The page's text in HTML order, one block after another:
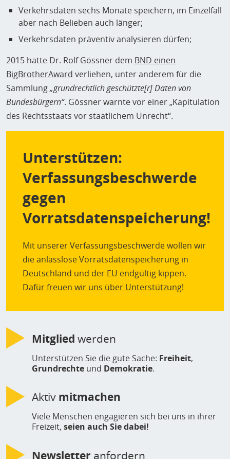
Verkehrsdaten sechs Monate speichern, im Einzelfall
aber nach Belieben auch länger;
Verkehrsdaten präventiv analysieren dürfen;
2015 hatte Dr. Rolf Gössner dem BND einen
BigBrotherAward verliehen, unter anderem für die
Sammlung„grundrechtlich geschützte[r] Daten von
Bundesbürgern“. Gössner warnte vor einer „Kapitulation
des Rechtsstaats vor staatlichem Unrecht“.
Unterstützen:
Verfassungsbeschwerde
gegen
Vorratsdatenspeicherung!
Mit unserer Verfassungsbeschwerde wollen wir
die anlasslose Vorratsdatenspeicherung in
Deutschland und der EU endgültig kippen.
Dafür freuen wir uns über Unterstützung!
Mitglied werden
Unterstützen Sie die gute Sache: Freiheit,
Grundrechte und Demokratie.
Aktiv mitmachen
Viele Menschen engagieren sich bei uns in ihrer
Freizeit, seien auch Sie dabei!
Newsletter anfordern